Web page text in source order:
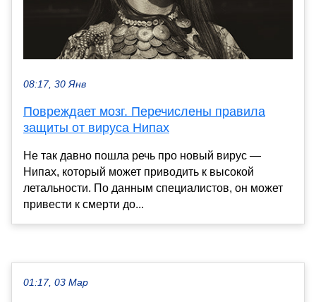
08:17, 30 Янв
Повреждает мозг. Перечислены правила
защиты от вируса Нипах
Не так давно пошла речь про новый вирус —
Нипах, который может приводить к высокой
летальности. По данным специалистов, он может
привести к смерти до...
01:17, 03 Мар